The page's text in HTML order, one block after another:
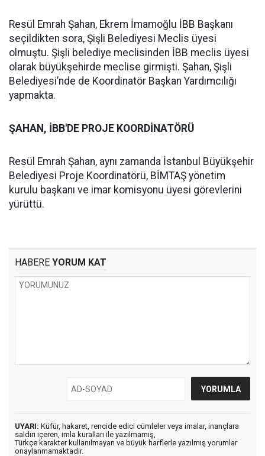
Resül Emrah Şahan, Ekrem İmamoğlu İBB Başkanı
seçildikten sora, Şişli Belediyesi Meclis üyesi
olmuştu. Şişli belediye meclisinden İBB meclis üyesi
olarak büyükşehirde meclise girmişti. Şahan, Şişli
Belediyesi’nde de Koordinatör Başkan Yardımcılığı
yapmakta.
ŞAHAN, İBB'DE PROJE KOORDİNATÖRÜ
Resül Emrah Şahan, aynı zamanda İstanbul Büyükşehir
Belediyesi Proje Koordinatörü, BİMTAŞ yönetim
kurulu başkanı ve imar komisyonu üyesi görevlerini
yürüttü.
HABERE YORUM KAT
UYARI: Küfür, hakaret, rencide edici cümleler veya imalar, inançlara
saldırı içeren, imla kuralları ile yazılmamış,
Türkçe karakter kullanılmayan ve büyük harflerle yazılmış yorumlar
onaylanmamaktadır.